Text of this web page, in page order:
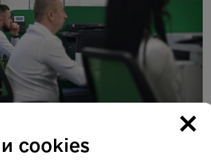
×
cookies